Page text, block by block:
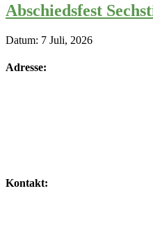
Abschiedsfest
Datum: 7 Juli, 2026
Adresse:
Kontakt: